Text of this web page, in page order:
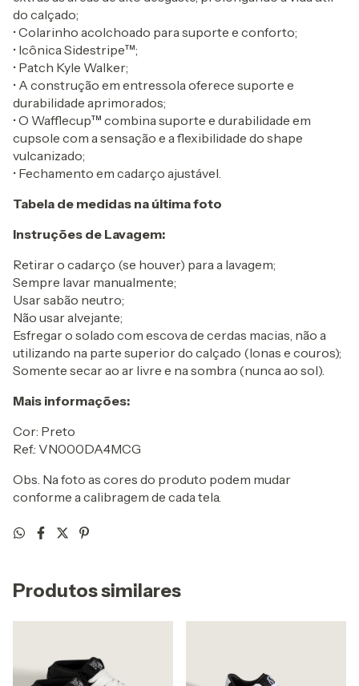
do calçado;
• Colarinho acolchoado para suporte e conforto;
• Icônica Sidestripe™;
• Patch Kyle Walker;
• A construção em entressola oferece suporte e
durabilidade aprimorados;
• O Wafflecup™ combina suporte e durabilidade em
cupsole com a sensação e a flexibilidade do shape
vulcanizado;
• Fechamento em cadarço ajustável.
Tabela de medidas na última foto
Instruções de Lavagem:
Retirar o cadarço (se houver) para a lavagem;
Sempre lavar manualmente;
Usar sabão neutro;
Não usar alvejante;
Esfregar o solado com escova de cerdas macias, não a
utilizando na parte superior do calçado (lonas e couros);
Somente secar ao ar livre e na sombra (nunca ao sol).
Mais informações:
Cor: Preto
Ref.: VN000DA4MCG
Obs. Na foto as cores do produto podem mudar
conforme a calibragem de cada tela.
Produtos similares